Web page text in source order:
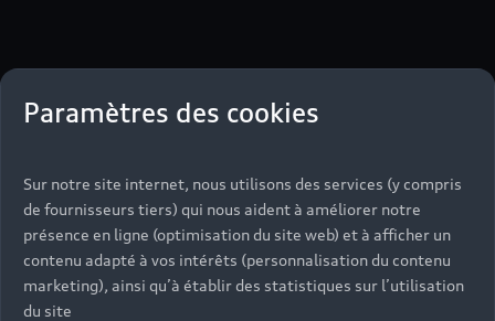
$m.LinkList (LL)
Paramètres des cookies
Sur notre site internet, nous utilisons des services (y compris
de fournisseurs tiers) qui nous aident à améliorer notre
présence en ligne (optimisation du site web) et à afficher un
contenu adapté à vos intérêts (personnalisation du contenu
marketing), ainsi qu’à établir des statistiques sur l’utilisation
du site